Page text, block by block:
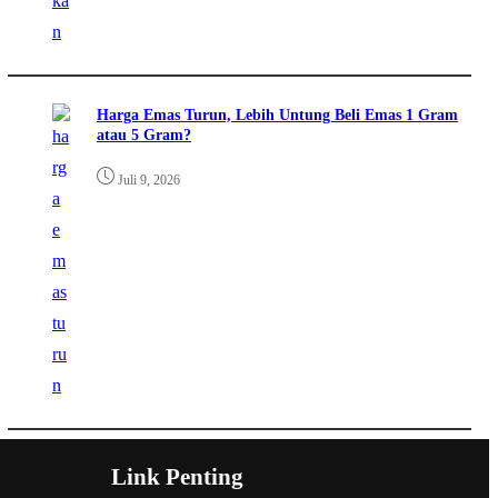
Harga Emas Turun, Lebih Untung Beli Emas 1 Gram
atau 5 Gram?
Juli 9, 2026
Link Penting